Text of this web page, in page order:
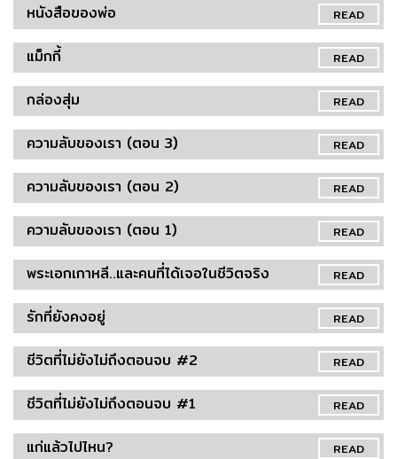
READ
หนังสือของพ่อ
READ
แม็กกี้
READ
กล่องสุ่ม
READ
ความลับของเรา (ตอน 3)
READ
ความลับของเรา (ตอน 2)
READ
ความลับของเรา (ตอน 1)
READ
พระเอกเกาหลี..และคนที่ได้เจอในชีวิตจริง
READ
รักที่ยังคงอยู่
READ
ชีวิตที่ไม่ยังไม่ถึงตอนจบ #2
READ
ชีวิตที่ไม่ยังไม่ถึงตอนจบ #1
READ
แก่แล้วไปไหน?